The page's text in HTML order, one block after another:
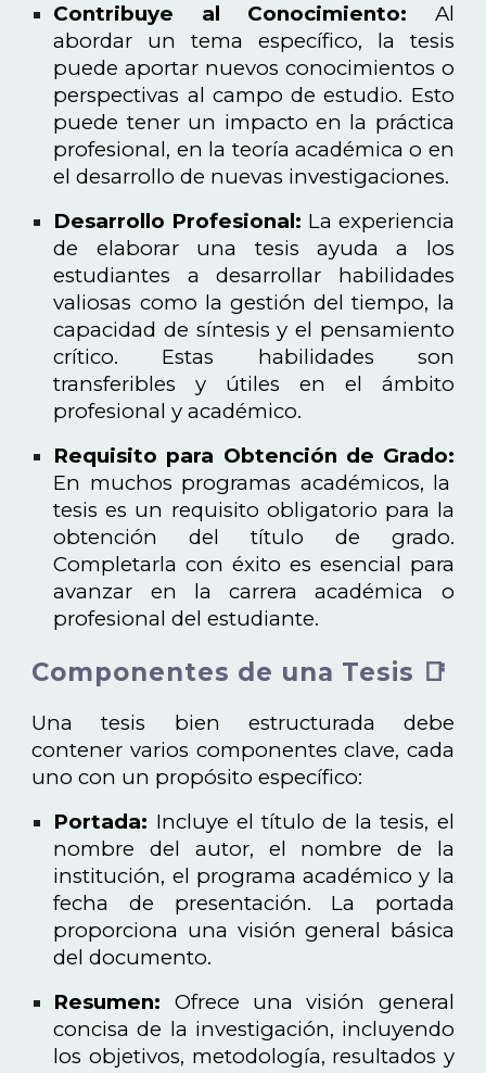
Contribuye al Conocimiento: Al
abordar un tema específico, la tesis
puede aportar nuevos conocimientos o
perspectivas al campo de estudio. Esto
puede tener un impacto en la práctica
profesional, en la teoría académica o en
el desarrollo de nuevas investigaciones.
Desarrollo Profesional: La experiencia
de elaborar una tesis ayuda a los
estudiantes a desarrollar habilidades
valiosas como la gestión del tiempo, la
capacidad de síntesis y el pensamiento
crítico. Estas habilidades son
transferibles y útiles en el ámbito
profesional y académico.
Requisito para Obtención de Grado:
En muchos programas académicos, la
tesis es un requisito obligatorio para la
obtención del título de grado.
Completarla con éxito es esencial para
avanzar en la carrera académica o
profesional del estudiante.
Componentes de una Tesis 📑
Una tesis bien estructurada debe
contener varios componentes clave, cada
uno con un propósito específico:
Portada: Incluye el título de la tesis, el
nombre del autor, el nombre de la
institución, el programa académico y la
fecha de presentación. La portada
proporciona una visión general básica
del documento.
Resumen: Ofrece una visión general
concisa de la investigación, incluyendo
los objetivos, metodología, resultados y